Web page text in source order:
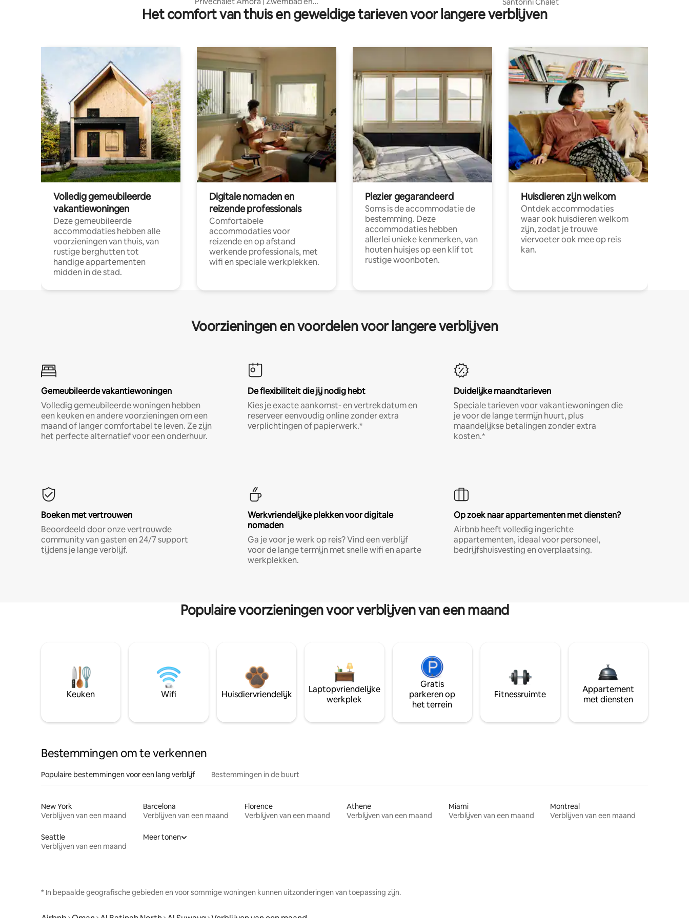
ontspannend bubbelbad
Het comfort van thuis en geweldige tarieven voor langere verblijven
Volledig gemeubileerde
vakantiewoningen
Deze gemeubileerde
accommodaties hebben alle
voorzieningen van thuis, van
rustige berghutten tot
handige appartementen
midden in de stad.
Digitale nomaden en
reizende professionals
Comfortabele
accommodaties voor
reizende en op afstand
werkende professionals, met
wifi en speciale werkplekken.
Plezier gegarandeerd
Soms is de accommodatie de
bestemming. Deze
accommodaties hebben
allerlei unieke kenmerken, van
houten huisjes op een klif tot
rustige woonboten.
Huisdieren zijn welkom
Ontdek accommodaties
waar ook huisdieren welkom
zijn, zodat je trouwe
viervoeter ook mee op reis
kan.
Voorzieningen en voordelen voor langere verblijven
Gemeubileerde vakantiewoningen
Volledig gemeubileerde woningen hebben
een keuken en andere voorzieningen om een
maand of langer comfortabel te leven. Ze zijn
het perfecte alternatief voor een onderhuur.
De flexibiliteit die jij nodig hebt
Kies je exacte aankomst- en vertrekdatum en
reserveer eenvoudig online zonder extra
verplichtingen of papierwerk.*
Duidelijke maandtarieven
Speciale tarieven voor vakantiewoningen die
je voor de lange termijn huurt, plus
maandelijkse betalingen zonder extra
kosten.*
Boeken met vertrouwen
Beoordeeld door onze vertrouwde
community van gasten en 24/7 support
tijdens je lange verblijf.
Werkvriendelijke plekken voor digitale
nomaden
Ga je voor je werk op reis? Vind een verblijf
voor de lange termijn met snelle wifi en aparte
werkplekken.
Op zoek naar appartementen met diensten?
Airbnb heeft volledig ingerichte
appartementen, ideaal voor personeel,
bedrijfshuisvesting en overplaatsing.
Populaire voorzieningen voor verblijven van een maand
Keuken Wifi Huisdiervriendelijk
Laptopvriendelijke
werkplek
Gratis
parkeren op
het terrein
Fitnessruimte
Appartement
met diensten
Bestemmingen om te verkennen
Populaire bestemmingen voor een lang verblijf Bestemmingen in de buurt
New York
Verblijven van een maand
Barcelona
Verblijven van een maand
Florence
Verblijven van een maand
Athene
Verblijven van een maand
Miami
Verblijven van een maand
Montreal
Verblijven van een maand
Seattle
Verblijven van een maand
Meer tonen
* In bepaalde geografische gebieden en voor sommige woningen kunnen uitzonderingen van toepassing zijn.